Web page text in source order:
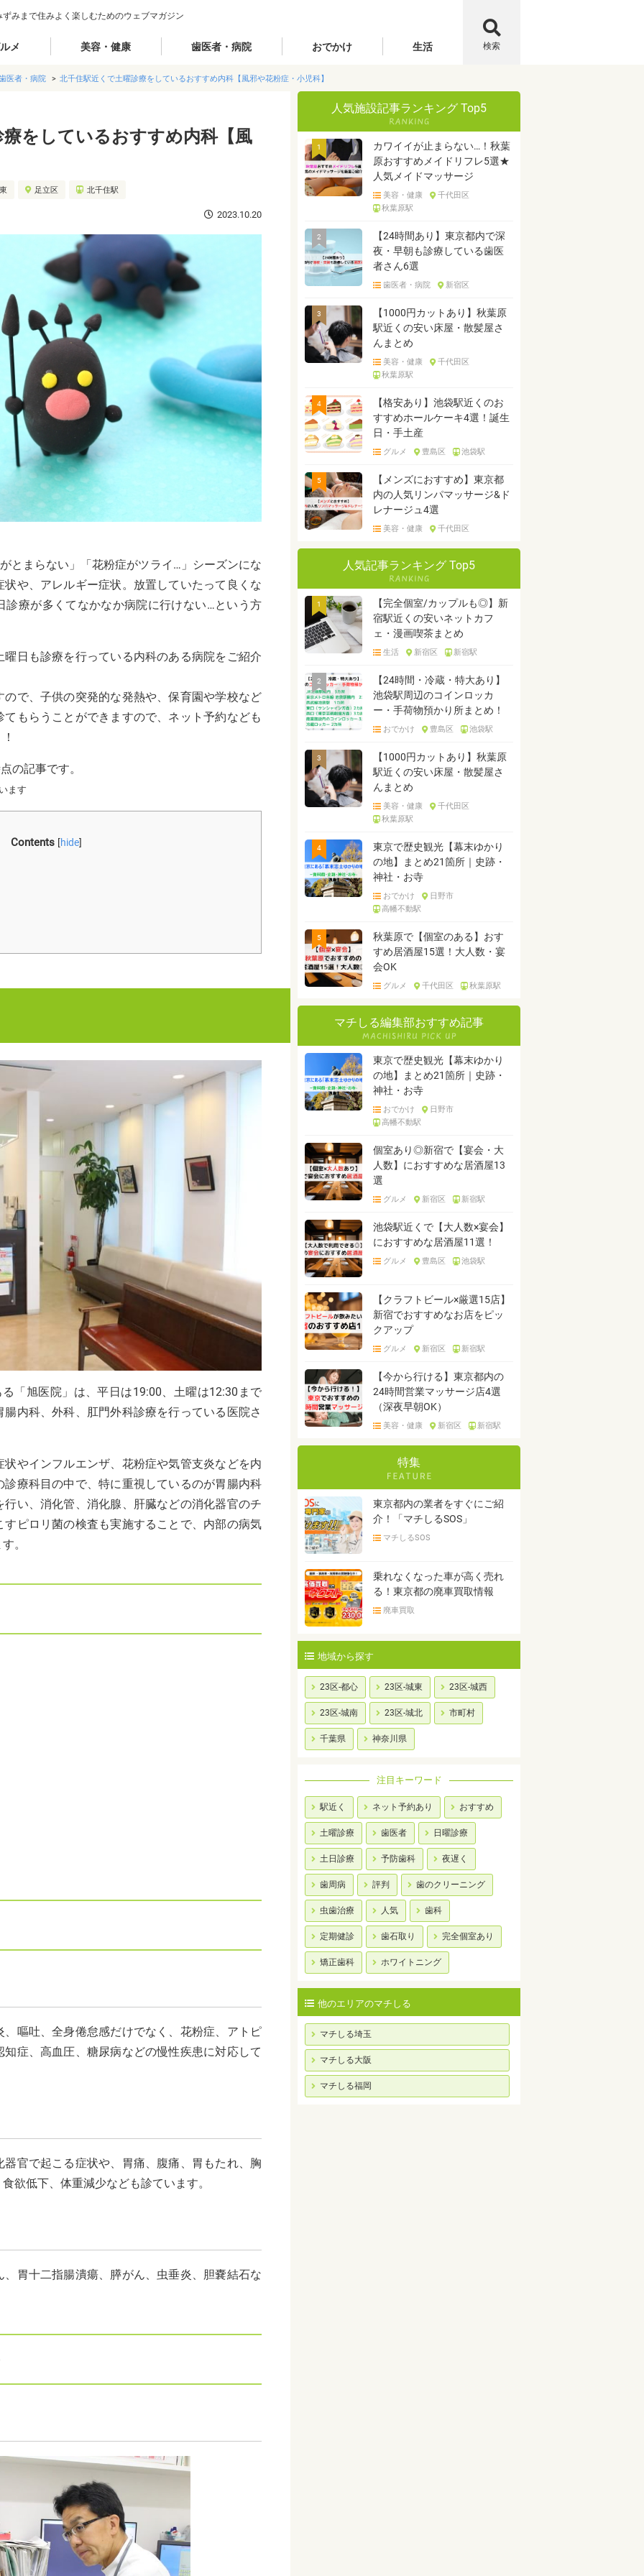
ずみまで住みよく楽しむためのウェブマガジン
メ 美容・健康 歯医者・病院 おでかけ 生活 検索
医者・病院 北千住駅近くで土曜診療をしているおすすめ内科【風邪や花粉症・小児科】
をしているおすすめ内科【風
足立区 北千住駅
2023.10.20
とまらない」「花粉症がツライ…」シーズンにな
や、アレルギー症状。放置していたって良くな
診療が多くてなかなか病院に行けない…という方
日も診療を行っている内科のある病院をご紹介
で、子供の突発的な発熱や、保育園や学校など
もらうことができますので、ネット予約なども
の記事です。
ます
Contents [hide]
「旭医院」は、平日は19:00、土曜は12:30まで
内科、外科、肛門外科診療を行っている医院さ
やインフルエンザ、花粉症や気管支炎などを内
療科目の中で、特に重視しているのが胃腸内科
い、 消化管、消化腺、肝臓などの消化器官のチ
ピロリ菌の検査も実施することで、内部の病気
。
嘔吐、全身倦怠感だけでなく、花粉症、アトピ
症、高血圧、糖尿病などの慢性疾患に対応して
官で起こる症状や、胃痛、腹痛、胃もたれ、胸
欲低下、体重減少なども診ています。
胃十二指腸潰瘍、膵がん、虫垂炎、胆嚢結石な
人気施設記事ランキング Top5
1
カワイイが止まらない…！秋葉
原おすすめメイドリフレ5選★
人気メイドマッサージ
美容・健康
千代田区
秋葉原駅
2
【24時間あり】東京都内で深
夜・早朝も診療している歯医
者さん6選
歯医者・病院 新宿区
3
【1000円カットあり】秋葉原
駅近くの安い床屋・散髪屋さ
んまとめ
美容・健康
千代田区
秋葉原駅
4
【格安あり】池袋駅近くのお
すすめホールケーキ4選！誕生
日・手土産
グルメ 豊島区 池袋駅
5
【メンズにおすすめ】東京都
内の人気リンパマッサージ&ド
レナージュ4選
美容・健康 千代田区
人気記事ランキング Top5
1
【完全個室/カップルも◎】新
宿駅近くの安いネットカフ
ェ・漫画喫茶まとめ
生活 新宿区 新宿駅
2
【24時間・冷蔵・特大あり】
池袋駅周辺のコインロッカ
ー・手荷物預かり所まとめ！
おでかけ 豊島区 池袋駅
3
【1000円カットあり】秋葉原
駅近くの安い床屋・散髪屋さ
んまとめ
美容・健康
千代田区
秋葉原駅
4
東京で歴史観光【幕末ゆかり
の地】まとめ21箇所｜史跡・
神社・お寺
おでかけ
日野市
高幡不動駅
5
秋葉原で【個室のある】おす
すめ居酒屋15選！大人数・宴
会OK
グルメ 千代田区 秋葉原駅
マチしる編集部おすすめ記事
東京で歴史観光【幕末ゆかり
の地】まとめ21箇所｜史跡・
神社・お寺
おでかけ
日野市
高幡不動駅
個室あり◎新宿で【宴会・大
人数】におすすめな居酒屋13
選
グルメ 新宿区 新宿駅
池袋駅近くで【大人数×宴会】
におすすめな居酒屋11選！
グルメ 豊島区 池袋駅
【クラフトビール×厳選15店】
新宿でおすすめなお店をピッ
クアップ
グルメ 新宿区 新宿駅
【今から行ける】東京都内の
24時間営業マッサージ店4選
（深夜早朝OK）
美容・健康 新宿区 新宿駅
特集
東京都内の業者をすぐにご紹
介！「マチしるSOS」
マチしるSOS
乗れなくなった車が高く売れ
る！東京都の廃車買取情報
廃車買取
地域から探す
23区-都心 23区-城東 23区-城西
23区-城南 23区-城北 市町村
千葉県 神奈川県
注目キーワード
駅近く ネット予約あり おすすめ
土曜診療 歯医者 日曜診療
土日診療 予防歯科 夜遅く
歯周病 評判 歯のクリーニング
虫歯治療 人気 歯科
定期健診 歯石取り 完全個室あり
矯正歯科 ホワイトニング
他のエリアのマチしる
マチしる埼玉
マチしる大阪
マチしる福岡